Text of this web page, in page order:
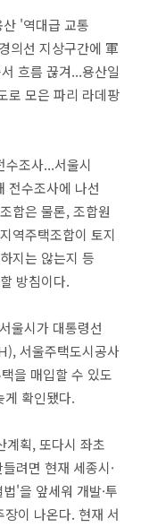
'역대급 교통
의선 지상구간에 軍
흐름 끊겨...용산일
로 모은 파리 라데팡
조사...서울시
전수조사에 나선
합은 물론, 조합원
역주택조합이 토지
지는 않는지 등
방침이다.
울시가 대통령선
서울주택도시공사
을 매입할 수 있도
게 확인됐다.
획, 또다시 좌초
려면 현재 세종시·
'을 앞세워 개발·투
이 나온다. 현재 서